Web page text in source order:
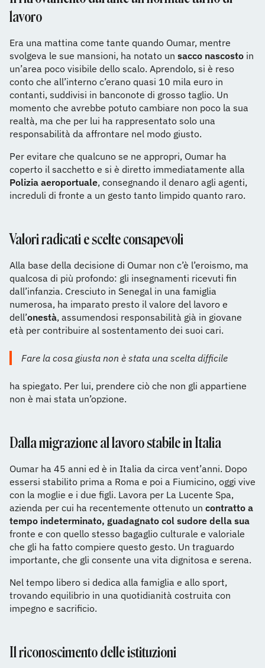
lavoro
Era una mattina come tante quando Oumar, mentre
svolgeva le sue mansioni, ha notato un sacco nascosto in
un’area poco visibile dello scalo. Aprendolo, si è reso
conto che all’interno c’erano quasi 10 mila euro in
contanti, suddivisi in banconote di grosso taglio. Un
momento che avrebbe potuto cambiare non poco la sua
realtà, ma che per lui ha rappresentato solo una
responsabilità da affrontare nel modo giusto.
Per evitare che qualcuno se ne appropri, Oumar ha
coperto il sacchetto e si è diretto immediatamente alla
Polizia aeroportuale, consegnando il denaro agli agenti,
increduli di fronte a un gesto tanto limpido quanto raro.
Valori radicati e scelte consapevoli
Alla base della decisione di Oumar non c’è l’eroismo, ma
qualcosa di più profondo: gli insegnamenti ricevuti fin
dall’infanzia. Cresciuto in Senegal in una famiglia
numerosa, ha imparato presto il valore del lavoro e
dell’onestà, assumendosi responsabilità già in giovane
età per contribuire al sostentamento dei suoi cari.
Fare la cosa giusta non è stata una scelta difficile
ha spiegato. Per lui, prendere ciò che non gli appartiene
non è mai stata un’opzione.
Dalla migrazione al lavoro stabile in Italia
Oumar ha 45 anni ed è in Italia da circa vent’anni. Dopo
essersi stabilito prima a Roma e poi a Fiumicino, oggi vive
con la moglie e i due figli. Lavora per La Lucente Spa,
azienda per cui ha recentemente ottenuto un contratto a
tempo indeterminato, guadagnato col sudore della sua
fronte e con quello stesso bagaglio culturale e valoriale
che gli ha fatto compiere questo gesto. Un traguardo
importante, che gli consente una vita dignitosa e serena.
Nel tempo libero si dedica alla famiglia e allo sport,
trovando equilibrio in una quotidianità costruita con
impegno e sacrificio.
Il riconoscimento delle istituzioni